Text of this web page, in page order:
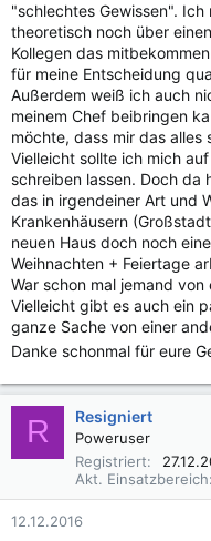
"schlechtes Gewissen".
theoretisch noch über
Kollegen das
für meine Entscheidung
Außerdem weiß ich auch
meinem Chef beibringen
möchte, dass mir das alles
Vielleicht sollte ich mich
schreiben lassen. Doch da
das in irgendeiner Art und
Krankenhäusern
neuen Haus doch noch
Weihnachten + Feiertage
War schon mal jemand
Vielleicht gibt es auch ein
ganze Sache von einer
Danke schonmal für eure
R Resigniert
Poweruser
Registriert
Akt. Einsatzbereich
12.12.2016